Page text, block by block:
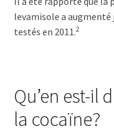
levamisole a augmenté
testés en 2011.2
Qu’en est-il
la cocaïne?